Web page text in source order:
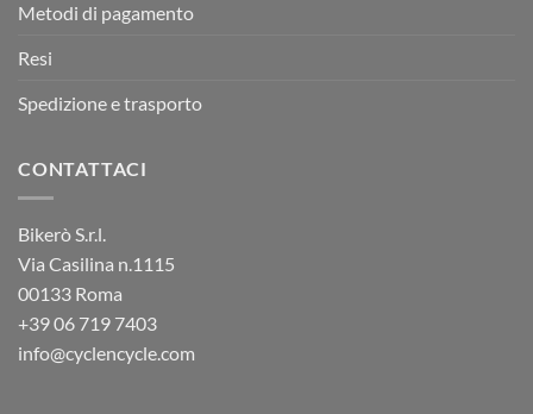
Metodi di pagamento
Resi
Spedizione e trasporto
CONTATTACI
Bikerò S.r.l.
Via Casilina n.1115
00133 Roma
+3906 719 7403
info@cyclencycle.com